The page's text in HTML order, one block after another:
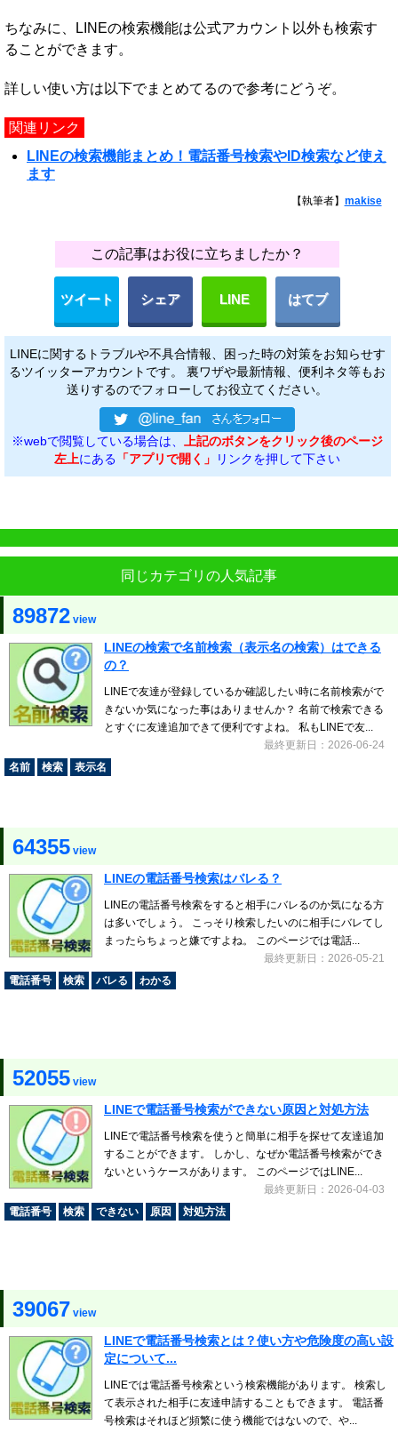
ちなみに、LINEの検索機能は公式アカウント以外も検索す
ることができます。
詳しい使い方は以下でまとめてるので参考にどうぞ。
関連リンク
LINEの検索機能まとめ！電話番号検索やID検索など使え
ます
【執筆者】 makise
この記事はお役に立ちましたか？
ツイート シェア LINE はてブ
LINEに関するトラブルや不具合情報、困った時の対策をお知らせす
るツイッターアカウントです。 裏ワザや最新情報、便利ネタ等もお
送りするのでフォローしてお役立てください。
※webで閲覧している場合は、
上記のボタンをクリック後のページ
左上にある 「アプリで開く」 リンクを押して下さい
同じカテゴリの人気記事
89872 view
LINEの検索で名前検索（表示名の検索）はできる
の？
LINEで友達が登録しているか確認したい時に名前検索がで
きないか気になった事はありませんか？ 名前で検索できる
とすぐに友達追加できて便利ですよね。 私もLINEで友...
最終更新日：2026-06-24
名前
検索 表示名
64355 view
LINEの電話番号検索はバレる？
LINEの電話番号検索をすると相手にバレるのか気になる方
は多いでしょう。 こっそり検索したいのに相手にバレてし
まったらちょっと嫌ですよね。 このページでは電話...
最終更新日：2026-05-21
電話番号
検索 バレる わかる
52055 view
LINEで電話番号検索ができない原因と対処方法
LINEで電話番号検索を使うと簡単に相手を探せて友達追加
することができます。 しかし、なぜか電話番号検索ができ
ないというケースがあります。 このページではLINE...
最終更新日：2026-04-03
電話番号
検索 できない 原因 対処方法
39067 view
LINEで電話番号検索とは？使い方や危険度の高い設
定について...
LINEでは電話番号検索という検索機能があります。 検索し
て表示された相手に友達申請することもできます。 電話番
号検索はそれほど頻繁に使う機能ではないので、や...